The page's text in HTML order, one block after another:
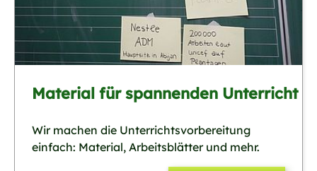
Material für spannenden Unterricht
Wir machen die Unterrichts­vorbereitung
einfach: Material, Arbeitsblätter und mehr.